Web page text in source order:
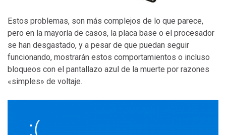
Estos problemas, son más complejos de lo que parece,
pero en la mayoría de casos, la placa base o el procesador
se han desgastado, y a pesar de que puedan seguir
funcionando, mostrarán estos comportamientos o incluso
bloqueos con el pantallazo azul de la muerte por razones
«simples» de voltaje.